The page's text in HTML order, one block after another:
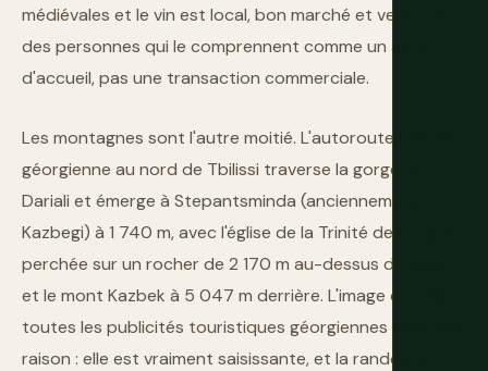
médiévales et le vin est local, bon marché et versé par
des personnes qui le comprennent comme un acte
d'accueil, pas une transaction commerciale.
Les montagnes sont l'autre moitié. L'autoroute militaire
géorgienne au nord de Tbilissi traverse la gorge de
Dariali et émerge à Stepantsminda (anciennement
Kazbegi) à 1 740 m, avec l'église de la Trinité de Gergeti
perchée sur un rocher de 2 170 m au-dessus du village
et le mont Kazbek à 5 047 m derrière. L'image est dans
toutes les publicités touristiques géorgiennes pour une
raison : elle est vraiment saisissante, et la randonnée